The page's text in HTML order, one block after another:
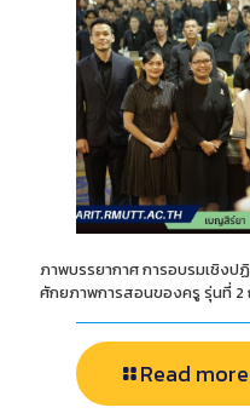
ภาพบรรยากาศ การอบรมเชิง
ศักยภาพการสอนของครู รุ่นที่ 2
Read more